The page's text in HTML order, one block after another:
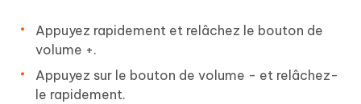
Appuyez rapidement et relâchez le bouton de
volume +.
Appuyez sur le bouton de volume - et relâchez-
le rapidement.